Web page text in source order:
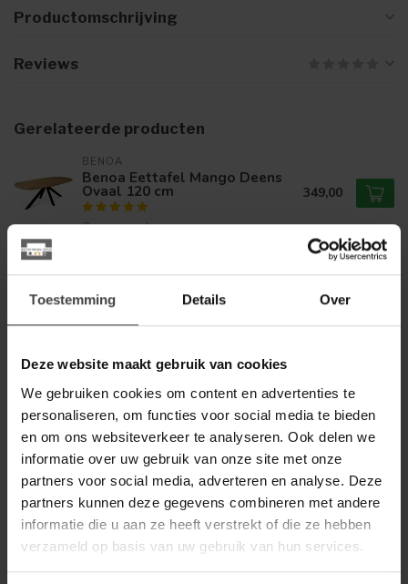
Toestemming Details Over
Deze website maakt gebruik van cookies
We gebruiken cookies om content en advertenties te
personaliseren, om functies voor social media te bieden
en om ons websiteverkeer te analyseren. Ook delen we
informatie over uw gebruik van onze site met onze
partners voor social media, adverteren en analyse. Deze
partners kunnen deze gegevens combineren met andere
informatie die u aan ze heeft verstrekt of die ze hebben
verzameld op basis van uw gebruik van hun services.
Productomschrijving
Reviews
Gerelateerde producten
BENOA
Benoa Eettafel Mango Deens
Ovaal 120 cm
Op voorraad
349,00
BENOA
Ovaal 140 cm 399,00
NIJWIE
Nijwie Salontafel Formaggio
Edam Ø68 Off-white 289,00
WOONSTIJL
WoonStijl Eetkamertafel 180
ceramic travertinlook 399,00